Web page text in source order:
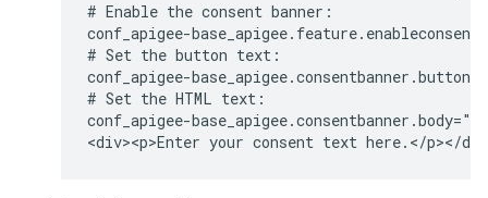
# Enable the consent banner:
conf_apigee-
# Set the button text:
conf_apigee-
# Set the HTML text:
conf_apigee-
<div><p>Enter your consent text here.</p></